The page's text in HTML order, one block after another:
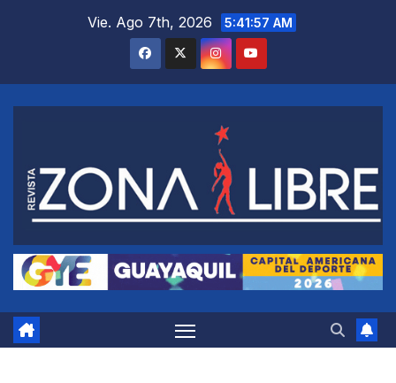
Vie. Ago 7th, 2026 5:41:58 AM